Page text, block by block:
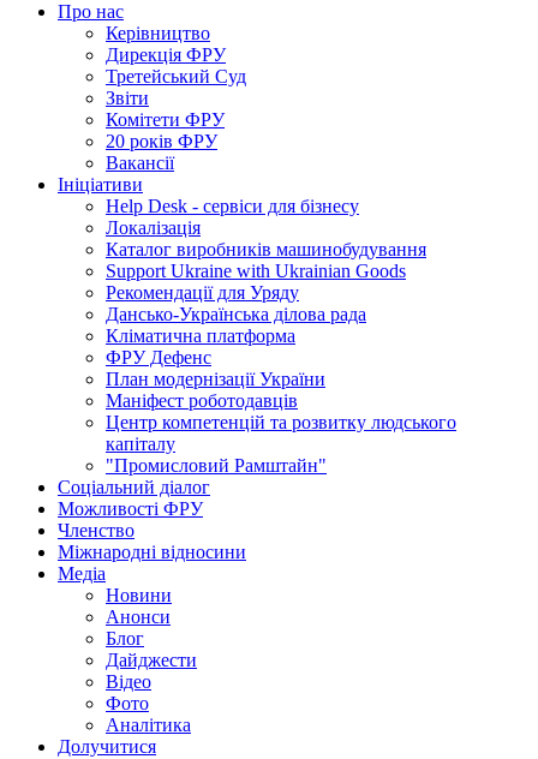
Про нас
Керівництво
Дирекція ФРУ
Третейський Суд
Звіти
Комітети ФРУ
20 років ФРУ
Вакансії
Ініціативи
Help Desk - сервіси для бізнесу
Локалізація
Каталог виробників машинобудування
Support Ukraine with Ukrainian Goods
Рекомендації для Уряду
Дансько-Українська ділова рада
Кліматична платформа
ФРУ Дефенс
План модернізації України
Маніфест роботодавців
Центр компетенцій та розвитку людського
капіталу
"Промисловий Рамштайн"
Соціальний діалог
Можливості ФРУ
Членство
Міжнародні відносини
Медіа
Новини
Анонси
Блог
Дайджести
Відео
Фото
Аналітика
Долучитися